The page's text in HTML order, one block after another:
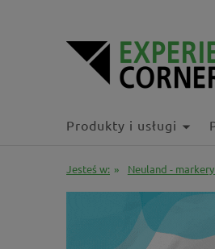
Produkty i usługi
Jesteś w: » Neuland -